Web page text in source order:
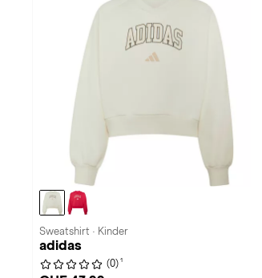
Sweatshirt · Kinder
adidas
(0) 1